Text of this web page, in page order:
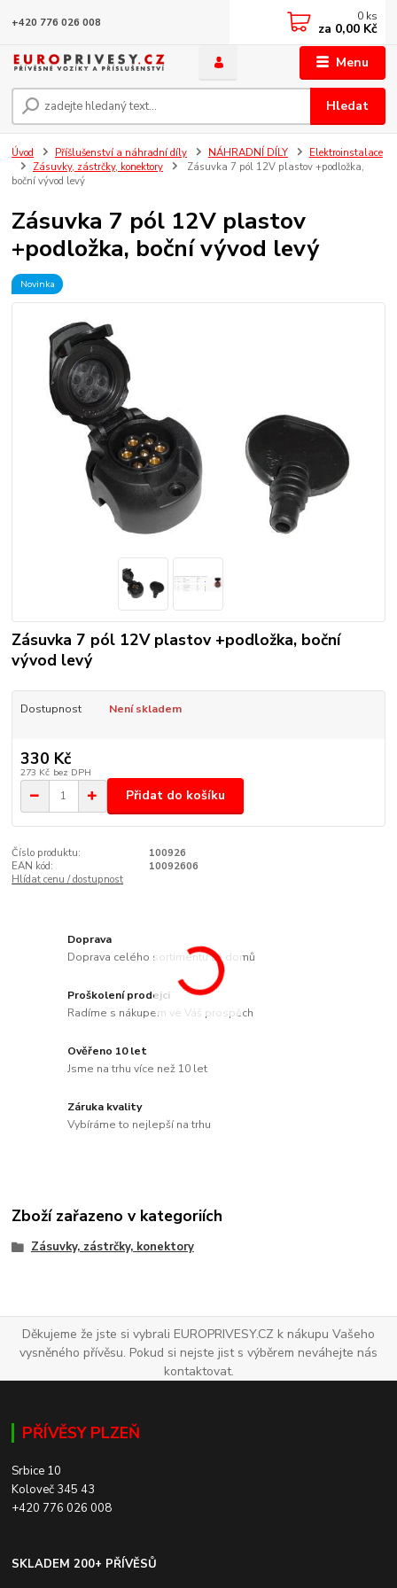
Menu
Hledat
+420 776 026 008 0 ks
za 0,00 Kč
Úvod Příšlušenství a náhradní díly NÁHRADNÍ DÍLY
Elektroinstalace
Zásuvky, zástrčky, konektory
Zásuvka 7 pól 12V plastov +podložka,
boční vývod levý
Zásuvka 7 pól 12V plastov
+podložka, boční vývod levý
Novinka
Zásuvka 7 pól 12V plastov +podložka, boční
vývod levý
Dostupnost Není skladem
330 Kč
273 Kč bez DPH
Přidat do košíku
Číslo produktu:
100926
EAN kód:
10092606
Hlídat cenu / dostupnost
Doprava
Doprava celého sortimentu až domů
Proškolení prodejci
Radíme s nákupem ve Váš prospěch
Ověřeno 10 let
Jsme na trhu více než 10 let
Záruka kvality
Vybíráme to nejlepší na trhu
Zboží zařazeno v kategoriích
Zásuvky, zástrčky, konektory
Děkujeme že jste si vybrali EUROPRIVESY.CZ k nákupu Vašeho
vysněného přívěsu. Pokud si nejste jist s výběrem neváhejte nás
kontaktovat.
PŘÍVĚSY PLZEŇ
Srbice 10
Koloveč 345 43
+420 776 026 008
SKLADEM 200+ PŘÍVĚSŮ